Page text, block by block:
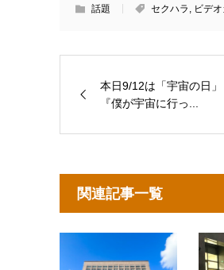
話題 セクハラ , ビデ
本日9/12は「宇宙の日
『僕が宇宙に行っ...
関連記事一覧